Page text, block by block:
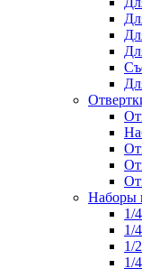
Наборы
1/
1/
1/
1/